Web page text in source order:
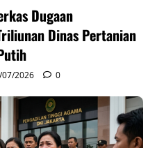
Dugaan
Dinas Pertanian
2026 0